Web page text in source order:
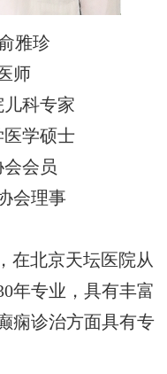
雅珍
师
科专家
学硕士
会员
会理事
在北京天坛医院从
年专业，具有丰富
痫诊治方面具有专